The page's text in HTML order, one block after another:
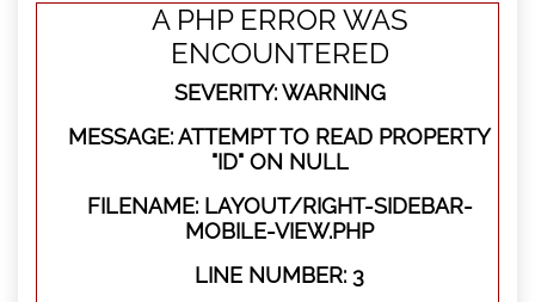
A PHP ERROR WAS
ENCOUNTERED
SEVERITY: WARNING
MESSAGE: ATTEMPT TO READ PROPERTY
"ID" ON NULL
FILENAME: LAYOUT/RIGHT-SIDEBAR-
MOBILE-VIEW.PHP
LINE NUMBER: 3